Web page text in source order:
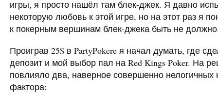
игры, я просто нашёл там блек-джек. Я давно
некоторую любовь к этой игре, но на этот раз я
к покерным вершинам блек-джека быть не
Проиграв 25$ в PartyPokere я начал думать, где
депозит и мой выбор пал на Red Kings Poker. На
повлияло два, наверное совершенно нелогичных
фактора: